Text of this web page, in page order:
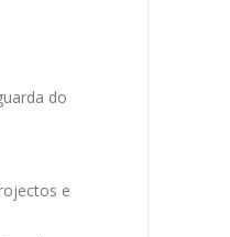
do
e